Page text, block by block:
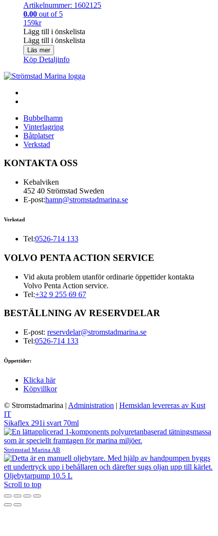
Artikelnummer: 1602125
0.00 out of 5
159kr
Lägg till i önskelista
Lägg till i önskelista
Läs mer
Köp Detaljinfo
Bubbelhamn
Vinterlagring
Båtplatser
Verkstad
KONTAKTA OSS
Kebalviken
452 40 Strömstad Sweden
E-post:hamn@stromstadmarina.se
Verkstad
Tel:0526-714 133
VOLVO PENTA ACTION SERVICE
Vid akuta problem utanför ordinarie öppettider kontakta
Volvo Penta Action service.
Tel:+32 9 255 69 67
BESTÄLLNING AV RESERVDELAR
E-post: reservdelar@stromstadmarina.se
Tel:0526-714 133
Öppettider:
Klicka här
Köpvillkor
© Stromstadmarina | Administration | Hemsidan levereras av Kust
IT
Sikaflex 291i svart 70ml
Strömstad Marina AB
Oljebytarpump 10.5 L
Scroll to top